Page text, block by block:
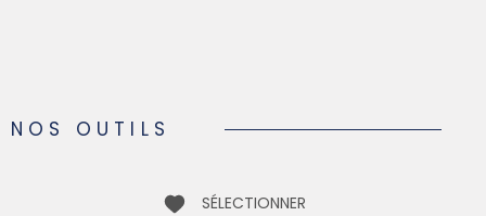
NOS OUTILS
SÉLECTIONNER